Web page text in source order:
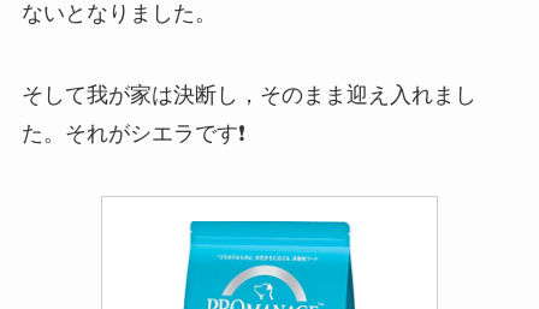
ないとなりました。
そして我が家は決断し，そのまま迎え入れまし
た。それがシエラです❗️